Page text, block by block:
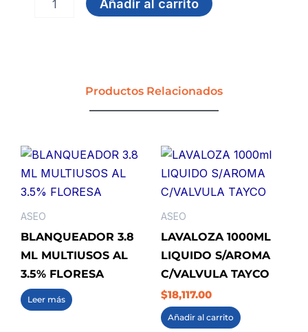
ABRASIVO
Añadir al carrito
Productos Relacionados
ASEO
BLANQUEADOR 3.8
ML MULTIUSOS AL
3.5% FLORESA
Leer más
ASEO
LAVALOZA 1000ML
LIQUIDO S/AROMA
C/VALVULA TAYCO
$18,117.00
Añadir al carrito